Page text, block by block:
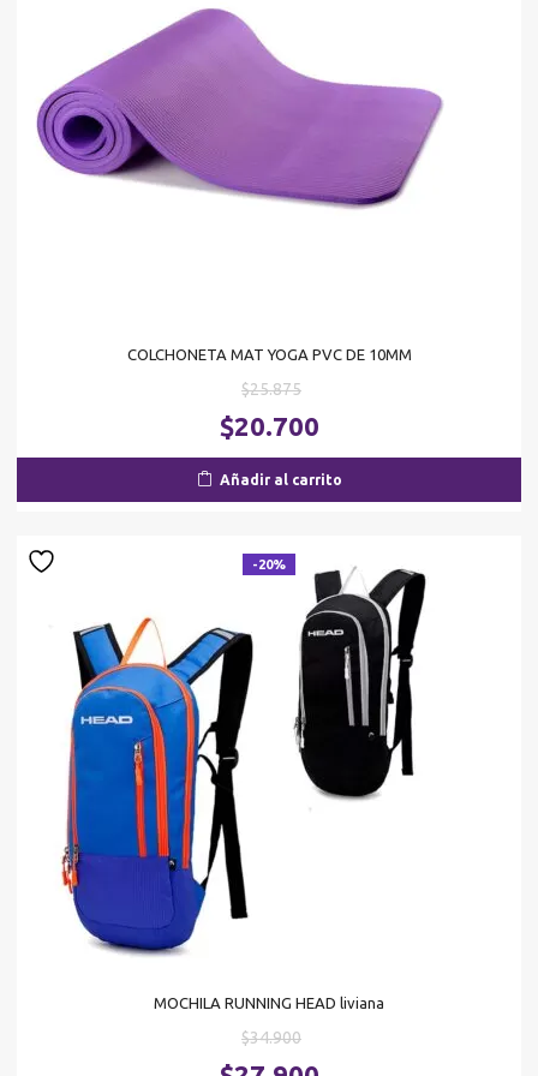
COLCHONETA MAT YOGA PVC DE 10MM
$25.875El
precio
original
era:
$20.700
Añadir al carrito
-20%
MOCHILA RUNNING HEAD liviana
$34.900El
precio